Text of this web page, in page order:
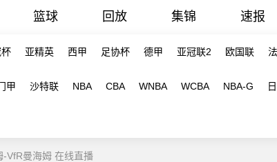
篮球 回放 集锦 速报
杯 亚精英 西甲 足协杯 德甲 亚冠联2 欧国联
甲 沙特联 NBA CBA WNBA WCBA NBA-G
VfR曼海姆 在线直播